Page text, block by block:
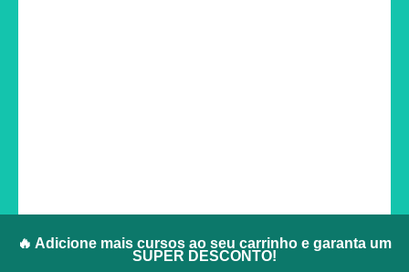
🔥 Adicione mais cursos ao seu carrinho e garanta um
SUPER DESCONTO!